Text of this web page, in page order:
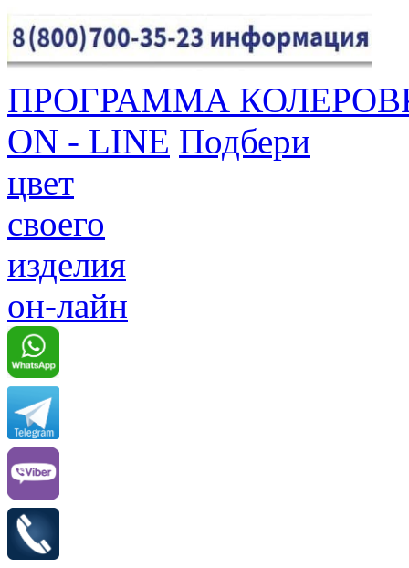
ПРОГРАММА
ON - LINE Подбери
цвет
своего
изделия
он-лайн